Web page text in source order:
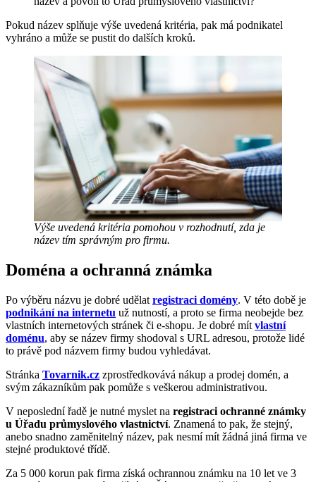
Pokud název splňuje výše uvedená kritéria, pak má podnikatel
vyhráno a může se pustit do dalších kroků.
Výše uvedená kritéria pomohou v rozhodnutí, zda je
název tím správným pro firmu.
Doména a ochranná známka
Po výběru názvu je dobré udělat registraci domény. V této době je
podnikání na internetu už nutností, a proto se firma neobejde bez
vlastních internetových stránek či e-shopu. Je dobré mít vlastní
doménu, aby se název firmy shodoval s URL adresou, protože lidé
to právě pod názvem firmy budou vyhledávat.
Stránka Tovarnik.cz zprostředkovává nákup a prodej domén, a
svým zákazníkům pak pomůže s veškerou administrativou.
V neposlední řadě je nutné myslet na registraci ochranné známky
u Úřadu průmyslového vlastnictví. Znamená to pak, že stejný,
anebo snadno zaměnitelný název, pak nesmí mít žádná jiná firma ve
stejné produktové třídě.
Za 5 000 korun pak firma získá ochrannou známku na 10 let ve 3